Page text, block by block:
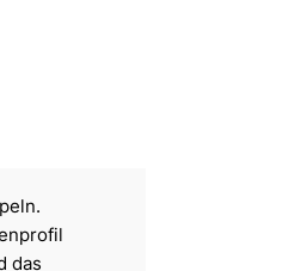
das